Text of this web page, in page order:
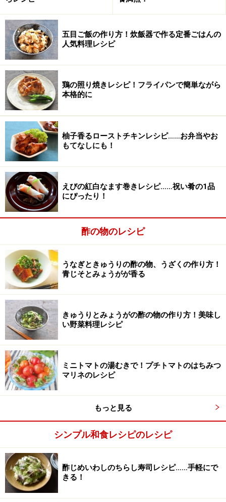
2
ミョウガを千切りにする
ミョウガは千切りにしてからさっと水にさらし、ざる上
げしてからしっかりと水気を切っておきます。
五目ご飯の作り方！炊飯器で作る定番ごはんの
人気料理レシピ
鶏の照り焼きレシピ！フライパンで簡単ながら
本格的に
柚子香るローストチキンレシピ……お弁当やお
もてなしにも！
えびの紅白なます巻きレシピ……祝い肴の1品
にぴったり！
酢の物のレシピ
うなぎときゅうりの酢の物、うざくの作り方！
青じそとみょうがが香る
きゅうりとみょうがの酢の物の作り方！美味し
い野菜料理レシピ
ミニトマトの湯むきで！プチトマトのはちみつ
マリネのレシピ
もっと見る
シンプル和食レシピのレシピ
酢じめいわしのちらし寿司レシピ……手軽にで
きる！